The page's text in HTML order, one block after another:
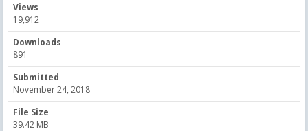
Views
19,912
Downloads
891
Submitted
November 24, 2018
File Size
39.42 MB